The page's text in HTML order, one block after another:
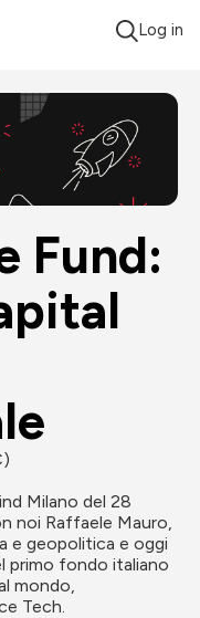
Log in
Fund:
Milano del 28
noi Raffaele Mauro,
e geopolitica e oggi
primo fondo italiano
mondo,
Tech.